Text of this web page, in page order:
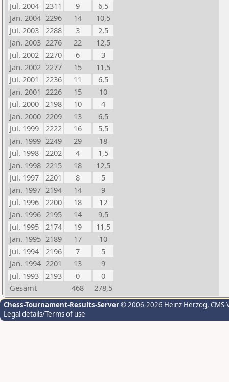
Jul. 2004
2311 9
6,5
Jan. 2004 2296 14
10,5
Jul. 2003
2288 3
2,5
Jan. 2003 2276 22
12,5
Jul. 2002
2270 6
3
Jan. 2002 2277 15
11,5
Jul. 2001
2236 11
6,5
Jan. 2001 2226 15
10
Jul. 2000
2198 10
4
Jan. 2000 2209 13
6,5
Jul. 1999
2222 16
5,5
Jan. 1999 2249 29
18
Jul. 1998
2202 4
1,5
Jan. 1998 2215 18
12,5
Jul. 1997
2201 8
5
Jan. 1997 2194 14
9
Jul. 1996
2200 18
12
Jan. 1996 2195 14
9,5
Jul. 1995
2174 19
11,5
Jan. 1995 2189 17
10
Jul. 1994
2196 7
5
Jan. 1994 2201 13
9
Jul. 1993
2193 0
0
Gesamt
468 278,5
Chess-Tournament-Results-Server© 2006-2026 Heinz Herzog,
Legal details/Terms of use